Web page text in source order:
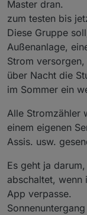
Master dran.
zum testen bis
Diese Gruppe
Außenanlage,
Strom
über Nacht die
im Sommer ein
Alle Stromzähler
einem eigenen
Assis. usw.
Es geht ja
abschaltet, wenn
App verpasse.